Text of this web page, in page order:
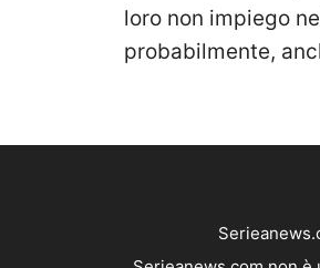
loro non impiego
probabilmente,